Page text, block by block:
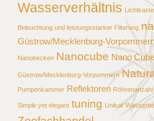
Wasserverhältnis
Beleuchtung und leistungsstarker Filterung
Güstrow/Mecklenburg-
Nanobecken Nanocube Nano Cube
Güstrow/Mecklenburg-Vorpommern
Pumpenkammer Reflektoren Röhrenanzahl
Simple yet elegant tuning Unikat